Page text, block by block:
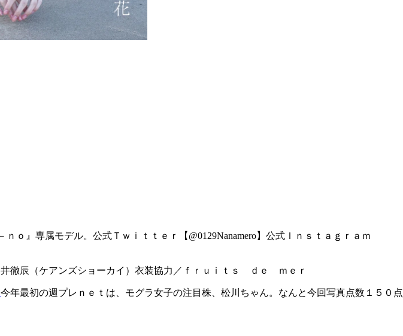
専属モデル。公式Ｔｗｉｔｔｅｒ【@0129Nanamero】公式Ｉｎｓｔａｇｒａｍ
徹辰（ケアンズショーカイ）衣装協力／ｆｒｕｉｔｓ ｄｅ ｍｅｒ
今年最初の週プレｎｅｔは、モグラ女子の注目株、松川ちゃん。なんと今回写真点数１５０点